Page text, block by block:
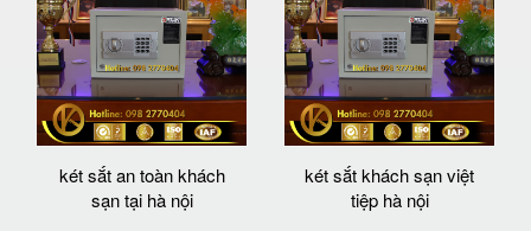
két sắt an toàn khách
sạn tại hà nội
két sắt khách sạn việt
tiệp hà nội